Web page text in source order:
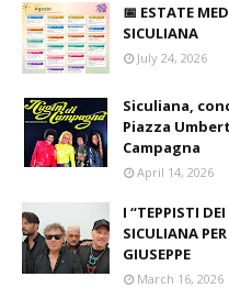
📅 ESTATE
SICULIANA
July 24, 2026
Siculiana,
Piazza
Campagna
April 14, 2026
I “TEPPISTI
SICULIANA
GIUSEPPE
March 16, 2026